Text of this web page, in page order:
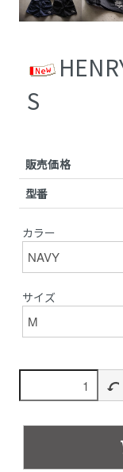
S
販売価格
型番
カラー
サイズ